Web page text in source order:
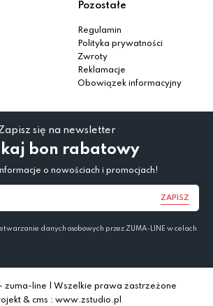
Pozostałe
Regulamin
Polityka prywatności
Zwroty
Reklamacje
Obowiązek informacyjny
się na newsletter
bon rabatowy
o nowościach i promocjach!
ZAPISZ
danych osobowych przez ZUMA-LINE w celach
line | Wszelkie prawa zastrzeżone
& cms : www.zstudio.pl